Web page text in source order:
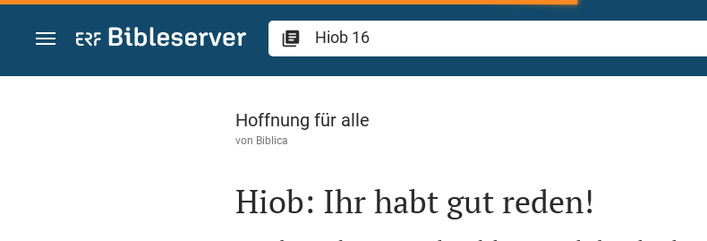
Zum Inhalt springen
Hiob 16
Hoffnung für alle
von Biblica
Hiob: Ihr habt gut reden!